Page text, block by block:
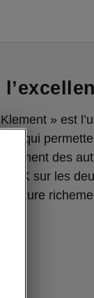
» est
qui
des
L&K sur les
voiture